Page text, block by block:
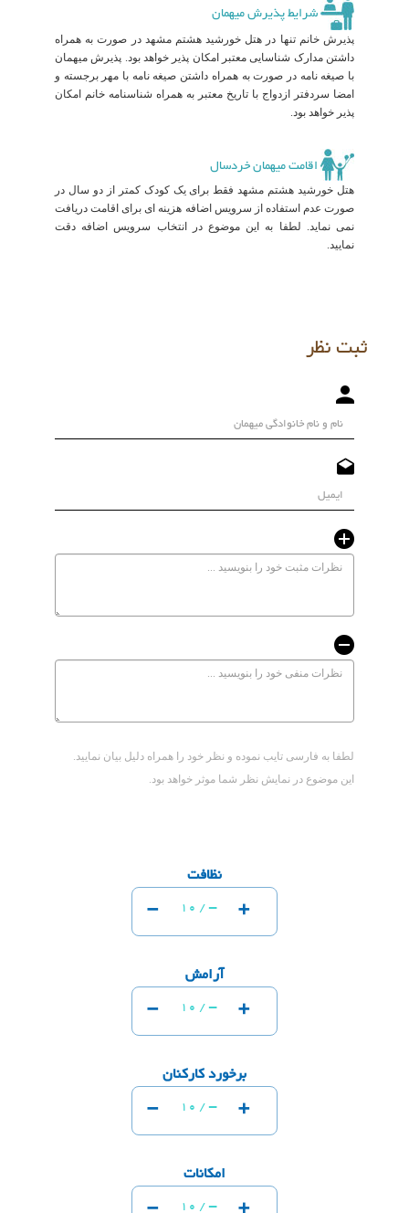
شرایط پذیرش میهمان
پذیرش خانم تنها در هتل خورشید هشتم مشهد در صورت به همراه
داشتن مدارک شناسایی معتبر امکان پذیر خواهد بود. پذیرش میهمان
با صیغه نامه در صورت به همراه داشتن صیغه نامه با مهر برجسته و
امضا سردفتر ازدواج با تاریخ معتبر به همراه شناسنامه خانم امکان
پذیر خواهد بود.
اقامت میهمان خردسال
هتل خورشید هشتم مشهد فقط برای یک کودک کمتر از دو سال در
صورت عدم استفاده از سرویس اضافه هزینه ای برای اقامت دریافت
نمی نماید. لطفا به این موضوع در انتخاب سرویس اضافه دقت
نمایید.
ثبت نظر
لطفا به فارسی تایب نموده و نظر خود را همراه دلیل بیان نمایید.
این موضوع در نمایش نظر شما موثر خواهد بود.
نظافت
- 10 / - +
آرامش
- 10 / - +
برخورد کارکنان
- 10 / - +
امکانات
10 / -